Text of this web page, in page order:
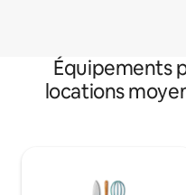
Équipements
locations